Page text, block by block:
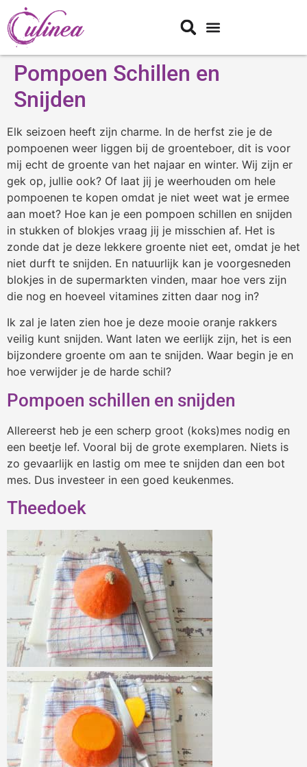
Pompoen Schillen en
Snijden
Elk seizoen heeft zijn charme. In de herfst zie je de
pompoenen weer liggen bij de groenteboer, dit is voor
mij echt de groente van het najaar en winter. Wij zijn er
gek op, jullie ook? Of laat jij je weerhouden om hele
pompoenen te kopen omdat je niet weet wat je ermee
aan moet? Hoe kan je een pompoen schillen en snijden
in stukken of blokjes vraag jij je misschien af. Het is
zonde dat je deze lekkere groente niet eet, omdat je het
niet durft te snijden. En natuurlijk kan je voorgesneden
blokjes in de supermarkten vinden, maar hoe vers zijn
die nog en hoeveel vitamines zitten daar nog in?
Ik zal je laten zien hoe je deze mooie oranje rakkers
veilig kunt snijden. Want laten we eerlijk zijn, het is een
bijzondere groente om aan te snijden. Waar begin je en
hoe verwijder je de harde schil?
Pompoen schillen en snijden
Allereerst heb je een scherp groot (koks)mes nodig en
een beetje lef. Vooral bij de grote exemplaren. Niets is
zo gevaarlijk en lastig om mee te snijden dan een bot
mes. Dus investeer in een goed keukenmes.
Theedoek